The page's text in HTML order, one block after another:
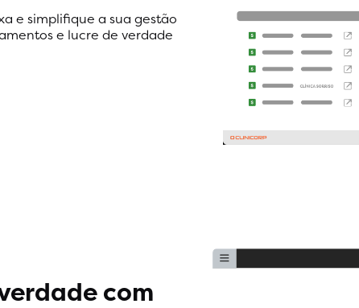
e simplifique a sua gestão
e lucre de verdade
com